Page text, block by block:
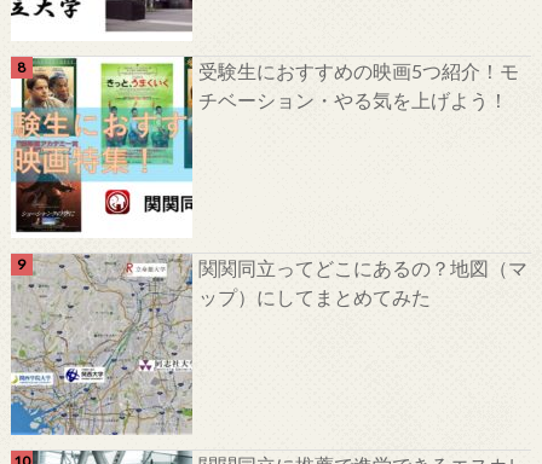
受験生におすすめの映画5つ紹介！モ
チベーション・やる気を上げよう！
関関同立ってどこにあるの？地図（マ
ップ）にしてまとめてみた